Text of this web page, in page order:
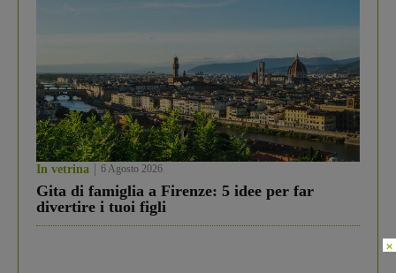
In vetrina 6 Agosto 2026
Gita di famiglia a Firenze: 5 idee per far
divertire i tuoi figli
×